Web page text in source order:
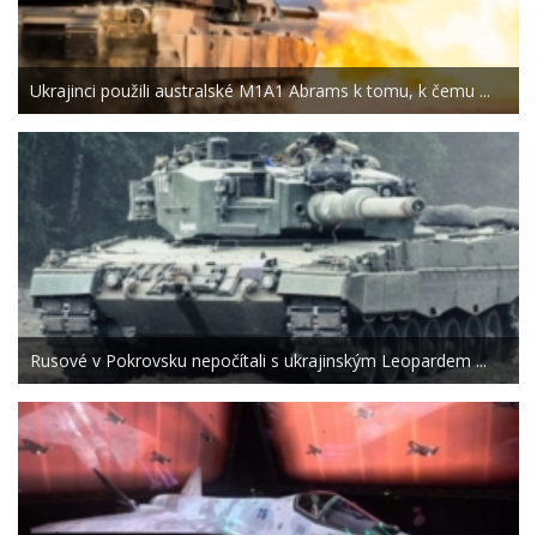
Ukrajinci použili australské M1A1 Abrams k tomu, k čemu ...
Rusové v Pokrovsku nepočítali s ukrajinským Leopardem ...